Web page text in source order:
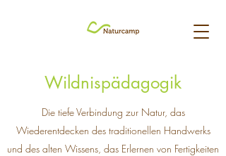
Wildnispädagogik
Die tiefe Verbindung zur Natur, das
Wiederentdecken des traditionellen Handwerks
und des alten Wissens, das Erlernen von Fertigkeiten